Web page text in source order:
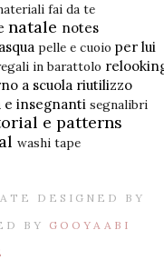
fai da te
natale notes
pelle e cuoio per lui
in barattolo
a scuola riutilizzo
e insegnanti segnalibri
e patterns
washi tape
DESIGNED BY
BY
GOOYAABI